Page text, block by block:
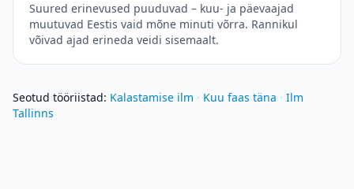
Suured erinevused puuduvad – kuu- ja päevaajad
muutuvad Eestis vaid mõne minuti võrra. Rannikul
võivad ajad erineda veidi sisemaalt.
Seotud tööriistad: Kalastamise ilm · Kuu faas täna · Ilm
Tallinns